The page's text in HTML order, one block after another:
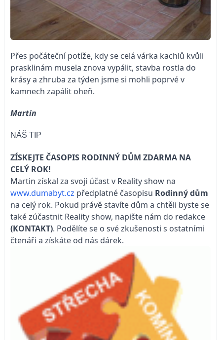
Přes počáteční potíže, kdy se celá várka kachlů kvůli
prasklinám musela znova vypálit, stavba rostla do
krásy a zhruba za týden jsme si mohli poprvé v
kamnech zapálit oheň.
Martin
NÁŠ TIP
ZÍSKEJTE ČASOPIS RODINNÝ DŮM ZDARMA NA
CELÝ ROK!
Martin získal za svoji účast v Reality show na
www.dumabyt.cz předplatné časopisu Rodinný dům
na celý rok. Pokud právě stavíte dům a chtěli byste se
také zúčastnit Reality show, napište nám do redakce
(KONTAKT). Podělíte se o své zkušenosti s ostatními
čtenáři a získáte od nás dárek.